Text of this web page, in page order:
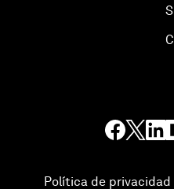
Política de privacidad